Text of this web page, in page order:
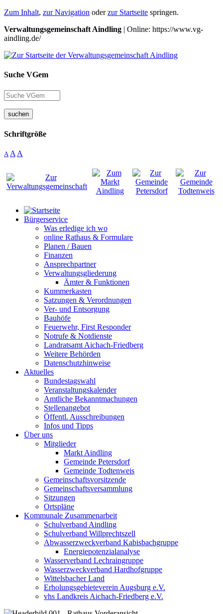
Zum Inhalt, zur Navigation oderzur Startseite springen.
Verwaltungsgemeinschaft Aindling | Online: https://www.vg-
aindling.de/
Suche VGem
suchen
Schriftgröße
A A A
Bürgerservice
Was erledige ich wo
online Rathaus & Formulare
Planen / Bauen
Finanzen
Ansprechpartner
Verwaltungsgliederung
Ämter & Funktionen
Kummerkasten
Satzungen & Verordnungen
Ver- und Entsorgung
Bauhöfe
Feuerwehr, First Responder
Notrufe & Notdienste
Landratsamt Aichach-Friedberg
Weitere Behörden
Datenschutzhinweise
Aktuelles
Bundestagswahl
Veranstaltungskalender
Amtliche Bekanntmachungen
Stellenangebot
Öffentl. Ausschreibungen
Infos und Tipps
Über uns
Mitglieder
Markt Aindling
Gemeinde Petersdorf
Gemeinde Todtenweis
Gemeinschaftsvorsitzende
Gemeinschaftsversammlung
Sitzungen
Ortspläne
Kommunale Zusammenarbeit
Schulverband Aindling
Schulverband Willprechtszell
Abwasserzweckverband Kabisbachgruppe
Energiepotenzialanalyse
Wasserverband Lechraingruppe
Wasserzweckverband Hardhofgruppe
Wittelsbacher Land
Erholungsgebieteverein Augsburg e.V.
vhs Landkreis Aichach-Friedberg e.V.